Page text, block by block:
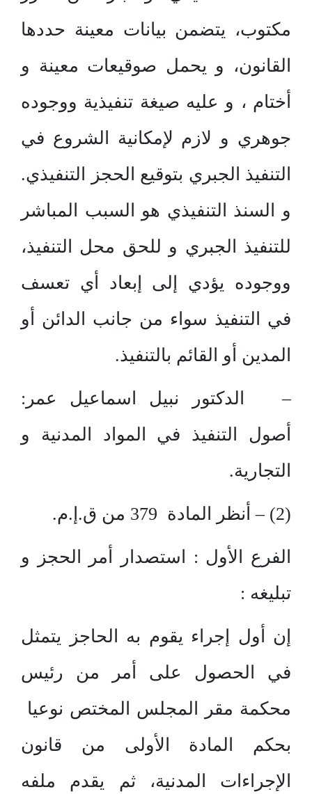
مكتوب، يتضمن بيانات معينة حددها
القانون، و يحمل صوقيعات معينة و
أختام ، و عليه صيغة تنفيذية ووجوده
جوهري و لازم لإمكانية الشروع في
التنفيذ الجبري بتوقيع الحجز التنفيذي.
و السنذ التنفيذي هو السبب المباشر
للتنفيذ الجبري و للحق محل التنفيذ،
ووجوده يؤدي إلى إبعاد أي تعسف
في التنفيذ سواء من جانب الدائن أو
المدين أو القائم بالتنفيذ.
– الدكتور نبيل اسماعيل عمر:
أصول التنفيذ في المواد المدنية و
التجارية.
(2) – أنظر المادة 379 من ق.إ.م.
الفرع الأول : استصدار أمر الحجز و
تبليغه :
إن أول إجراء يقوم به الحاجز يتمثل
في الحصول على أمر من رئيس
محكمة مقر المجلس المختص نوعيا
بحكم المادة الأولى من قانون
الإجراءات المدنية، ثم يقدم ملفه